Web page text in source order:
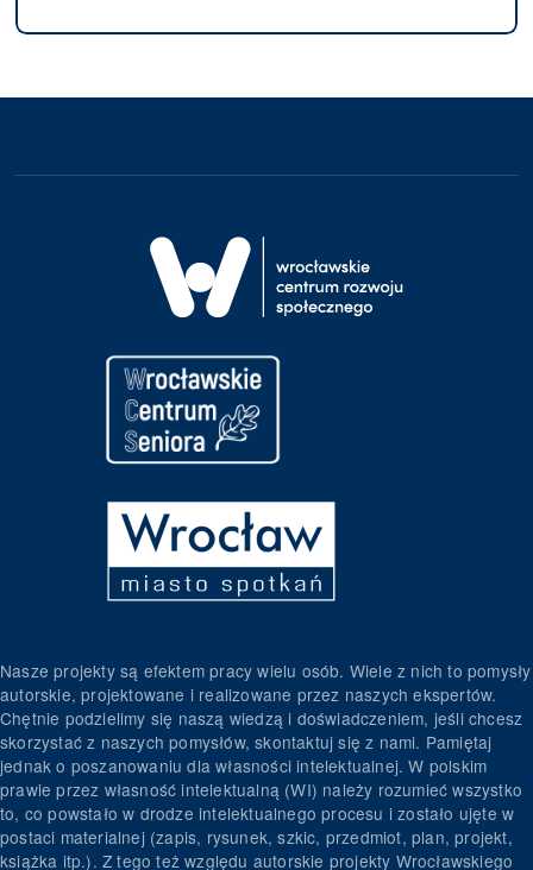
Nasze projekty są efektem pracy wielu osób. Wiele z nich to pomysły
autorskie, projektowane i realizowane przez naszych ekspertów.
Chętnie podzielimy się naszą wiedzą i doświadczeniem, jeśli chcesz
skorzystać z naszych pomysłów, skontaktuj się z nami. Pamiętaj
jednak o poszanowaniu dla własności intelektualnej. W polskim
prawie przez własność intelektualną (WI) należy rozumieć wszystko
to, co powstało w drodze intelektualnego procesu i zostało ujęte w
postaci materialnej (zapis, rysunek, szkic, przedmiot, plan, projekt,
książka itp.). Z tego też względu autorskie projekty Wrocławskiego